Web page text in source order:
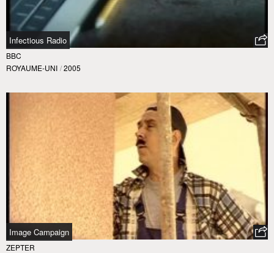
Infectious Radio
BBC
ROYAUME-UNI / 2005
Image Campaign
ZEPTER